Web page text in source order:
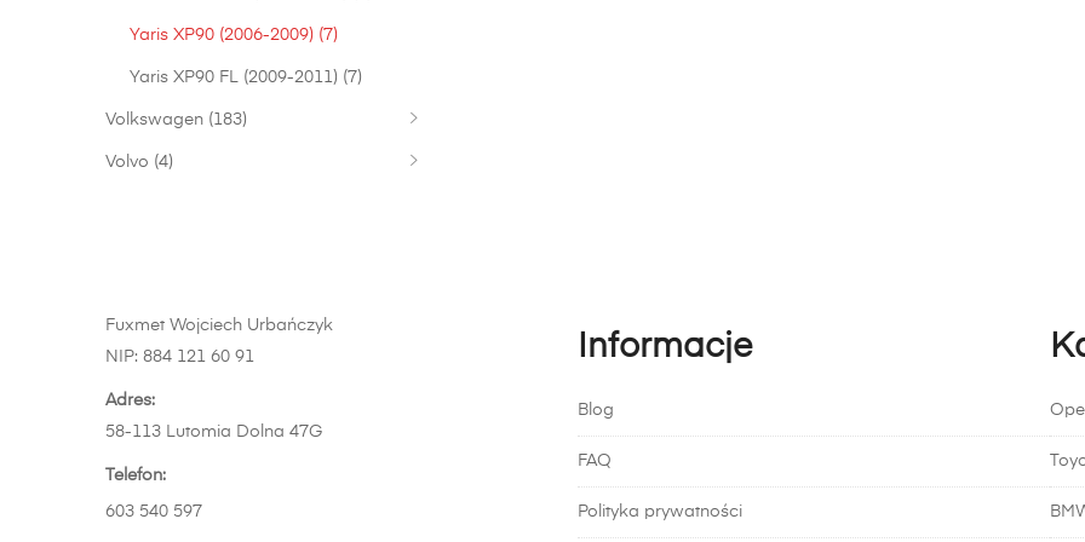
Yaris XP90 (2006-2009) (7)
Yaris XP90 FL (2009-2011) (7)
Volkswagen (183)
Volvo (4)
Fuxmet Wojciech Urbańczyk
NIP: 884 121 60 91
Adres:
58-113 Lutomia Dolna 47G
Telefon:
603 540 597
Informacje
Blog
FAQ
Polityka prywatności
Opel